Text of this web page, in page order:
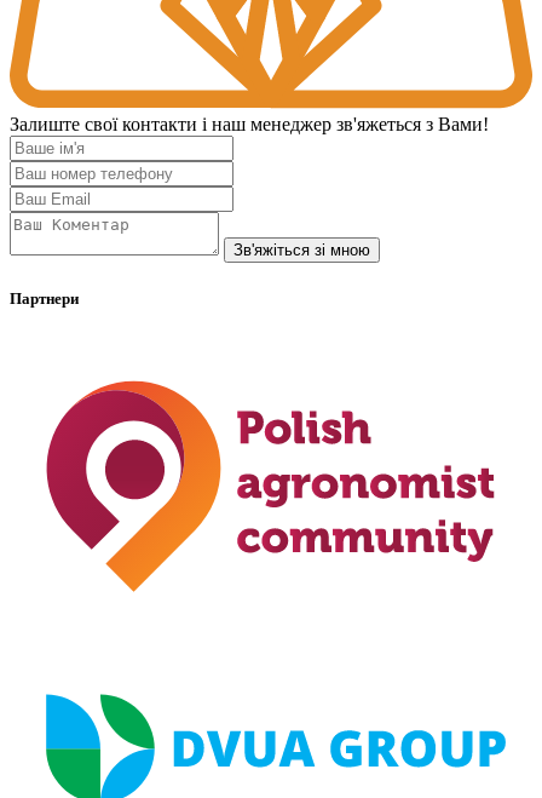
Залиште свої контакти і наш менеджер зв'яжеться з Вами!
Партнери